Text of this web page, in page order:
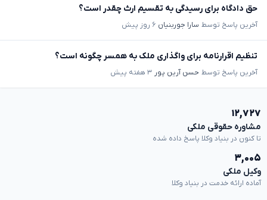
حق دادگاه برای رسیدگی به تقسیم ارث چقدر است؟
آخرین پاسخ توسط سارا جوربنیان ۶ روز پیش
تنظیم اقرارنامه برای واگذاری ملک به همسر چگونه است؟
آخرین پاسخ توسط حسن آرین پور ۳ هفته پیش
۱۲,۷۲۷
مشاوره حقوقی ملکی
تا کنون در بنیاد وکلا پاسخ داده شده
۳,۰۰۵
وکیل ملکی
آماده ارائه خدمت در بنیاد وکلا